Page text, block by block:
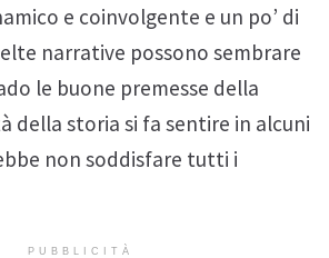
e coinvolgente e un po’ di
narrative possono sembrare
le buone premesse della
della storia si fa sentire in alcuni
non soddisfare tutti i
PUBBLICITÀ